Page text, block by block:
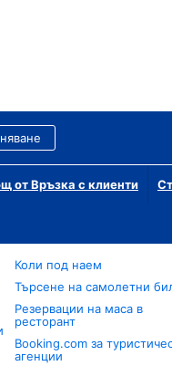
от Връзка с клиенти
Коли под наем
Търсене на самолетни
Резервации на маса в
ресторант
Booking.com за
агенции